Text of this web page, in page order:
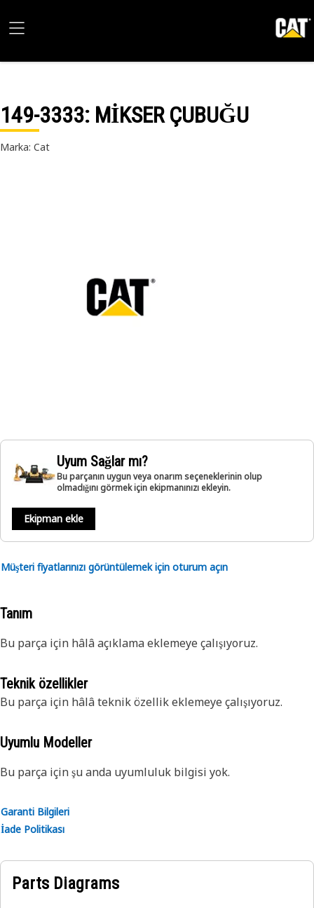
149-3333: MİKSER ÇUBUĞU
Marka: Cat
Uyum Sağlar mı?
Bu parçanın uygun veya onarım seçeneklerinin olup
olmadığını görmek için ekipmanınızı ekleyin.
Ekipman ekle
Müşteri fiyatlarınızı görüntülemek için oturum açın
Tanım
Bu parça için hâlâ açıklama eklemeye çalışıyoruz.
Teknik özellikler
Bu parça için hâlâ teknik özellik eklemeye çalışıyoruz.
Uyumlu Modeller
Bu parça için şu anda uyumluluk bilgisi yok.
Garanti Bilgileri
İade Politikası
Parts Diagrams